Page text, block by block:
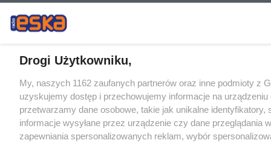
Drogi Użytkowniku,
My, naszych 1162 zaufanych partnerów oraz inne podmioty z
uzyskujemy dostęp i przechowujemy informacje na urządzeniu
przetwarzamy dane osobowe, takie jak unikalne identyfikatory,
informacje wysyłane przez urządzenie czy dane przeglądania
zapewniania spersonalizowanych reklam, wybór